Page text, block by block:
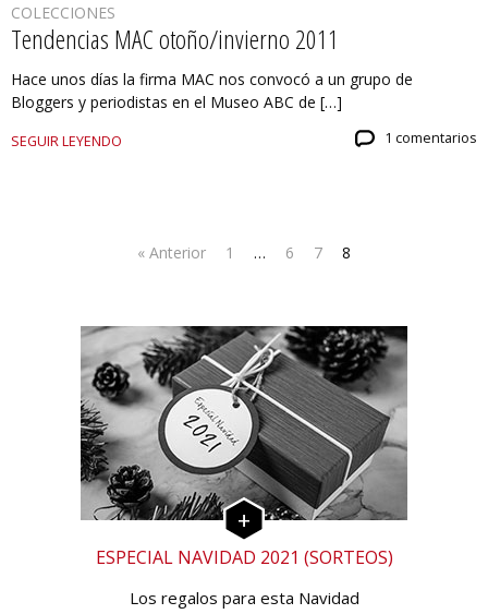
COLECCIONES
Tendencias MAC otoño/invierno 2011
Hace unos días la firma MAC nos convocó a un grupo de
Bloggers y periodistas en el Museo ABC de […]
SEGUIR LEYENDO 1 comentarios
« Anterior 1 … 6 7 8
ESPECIAL NAVIDAD 2021 (SORTEOS)
Los regalos para esta Navidad